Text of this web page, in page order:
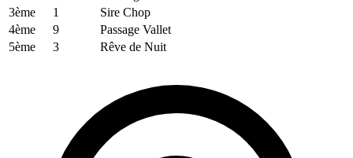
3ème
1
Sire Chop
4ème
9
Passage Vallet
5ème
3 Rêve de Nuit